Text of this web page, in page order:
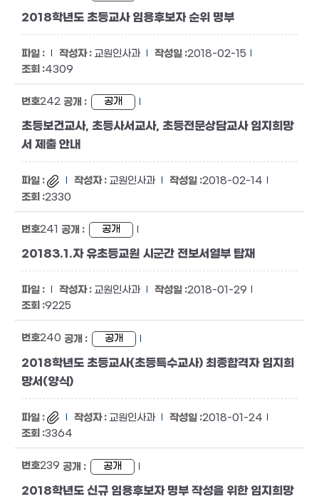
2018학년도 초등교사 임용후보자 순위 명부
교원인사과
2018-02-15
4309
242 공개
초등보건교사, 초등사서교사, 초등전문상담교사 임지희망
서 제출 안내
교원인사과
2018-02-14
2330
241 공개
20183.1.자 유초등교원 시군간 전보서열부 탑재
교원인사과
2018-01-29
9225
240 공개
2018학년도 초등교사(초등특수교사) 최종합격자 임지희
망서(양식)
교원인사과
2018-01-24
3364
239 공개
2018학년도 신규 임용후보자 명부 작성을 위한 임지희망